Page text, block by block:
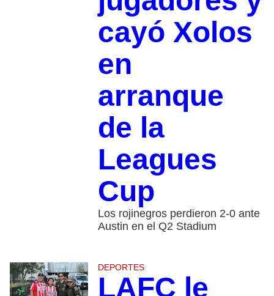
cayó Xolos
en
arranque
de la
Leagues
Cup
Los rojinegros perdieron 2-0 ante
Austin en el Q2 Stadium
DEPORTES
LAFC le